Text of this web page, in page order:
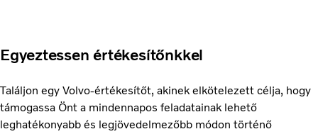
Egyeztessen értékesítőnkkel
Találjon egy Volvo-értékesítőt, akinek elkötelezett célja, hogy
támogassa Önt a mindennapos feladatainak lehető
leghatékonyabb és legjövedelmezőbb módon történő